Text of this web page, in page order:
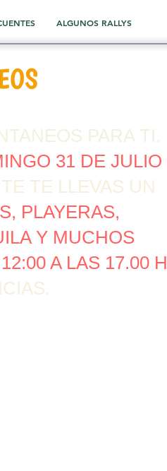
ALGUNOS RALLYS
PARA TI.
31 DE JULIO
TE LLEVAS UN
PLAYERAS,
Y MUCHOS
12:00 A LAS 17.00 H